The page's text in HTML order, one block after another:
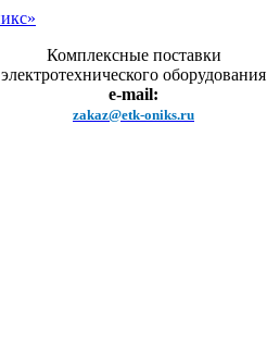
Комплексные поставки
электротехнического оборудования
e-mail:
zakaz@etk-oniks.ru